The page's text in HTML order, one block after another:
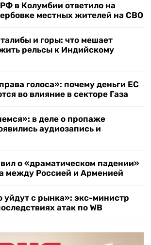
в Колумбии ответило на
местных жителей на СВО
и горы: что мешает
рельсы к Индийскому
голоса»: почему деньги ЕС
во влияние в секторе Газа
в деле о пропаже
аудиозапись и
о «драматическом падении»
между Россией и Арменией
уйдут с рынка»: экс-министр
атак по WB